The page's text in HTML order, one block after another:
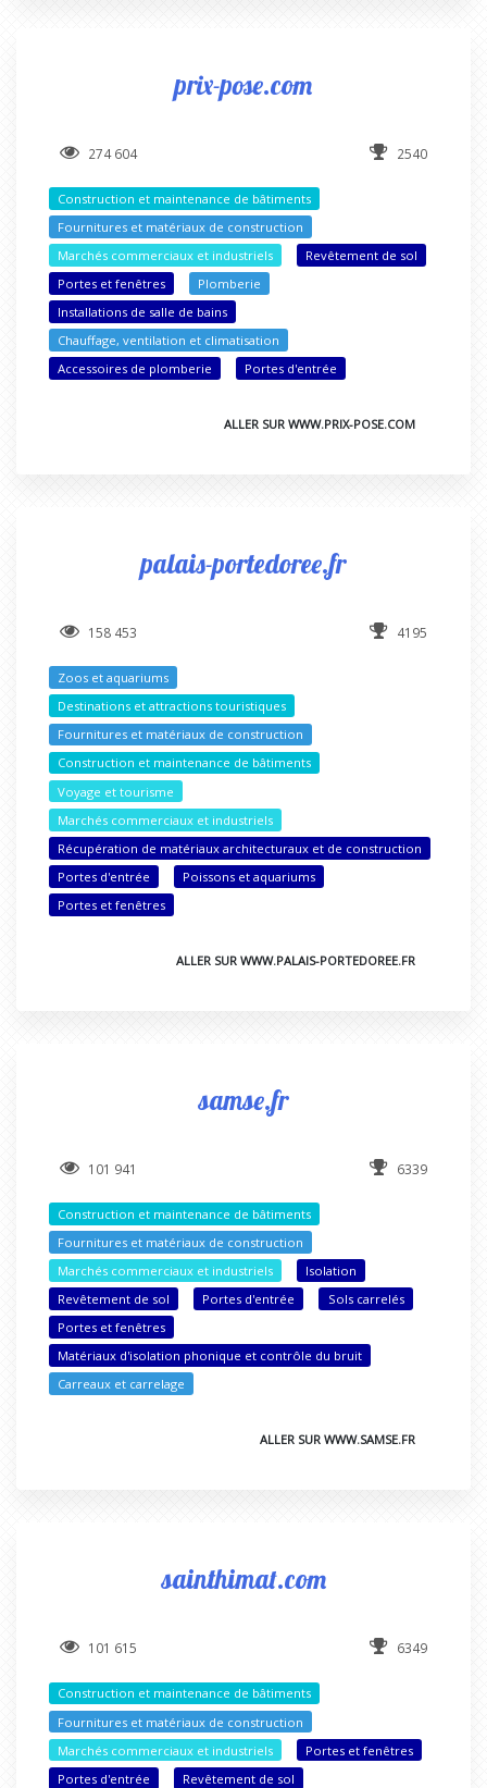
prix-pose.com
274 604 2540
Construction et maintenance de bâtiments
Fournitures et matériaux de construction
Marchés commerciaux et industriels
Revêtement de sol
Portes et fenêtres
Plomberie
Installations de salle de bains
Chauffage, ventilation et climatisation
Accessoires de plomberie
Portes d'entrée
ALLER SUR WWW.PRIX-POSE.COM
palais-portedoree.fr
158 453 4195
Zoos et aquariums
Destinations et attractions touristiques
Fournitures et matériaux de construction
Construction et maintenance de bâtiments
Voyage et tourisme
Marchés commerciaux et industriels
Récupération de matériaux architecturaux et de construction
Portes d'entrée
Poissons et aquariums
Portes et fenêtres
ALLER SUR WWW.PALAIS-PORTEDOREE.FR
samse.fr
101 941 6339
Construction et maintenance de bâtiments
Fournitures et matériaux de construction
Marchés commerciaux et industriels
Isolation
Revêtement de sol
Portes d'entrée
Sols carrelés
Portes et fenêtres
Matériaux d'isolation phonique et contrôle du bruit
Carreaux et carrelage
ALLER SUR WWW.SAMSE.FR
sainthimat.com
101 615 6349
Construction et maintenance de bâtiments
Fournitures et matériaux de construction
Marchés commerciaux et industriels
Portes et fenêtres
Portes d'entrée
Revêtement de sol